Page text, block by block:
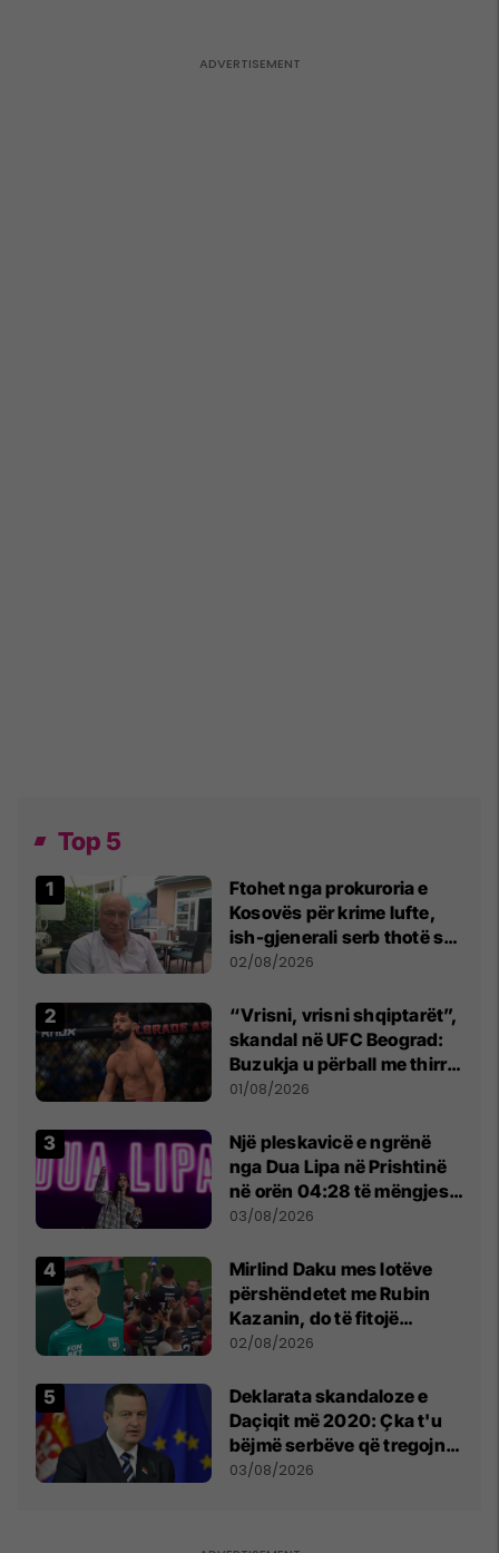
Top 5
Ftohet nga prokuroria e
Kosovës për krime lufte,
ish-gjenerali serb thotë se
dikush e tradhtoi në
02/08/2026
“Vrisni, vrisni shqiptarët”,
skandal në UFC Beograd:
Buzukja u përball me thirrje
anti-shqiptare nga
01/08/2026
Një pleskavicë e ngrënë
nga Dua Lipa në Prishtinë
në orën 04:28 të mëngjesit
- dhe bota digjitale serbe
03/08/2026
Mirlind Daku mes lotëve
përshëndetet me Rubin
Kazanin, do të fitojë
miliona te Spartak Moska
02/08/2026
​Deklarata skandaloze e
Daçiqit më 2020: Çka t'u
bëjmë serbëve që tregojnë
ku janë varrosur shqiptarët
03/08/2026